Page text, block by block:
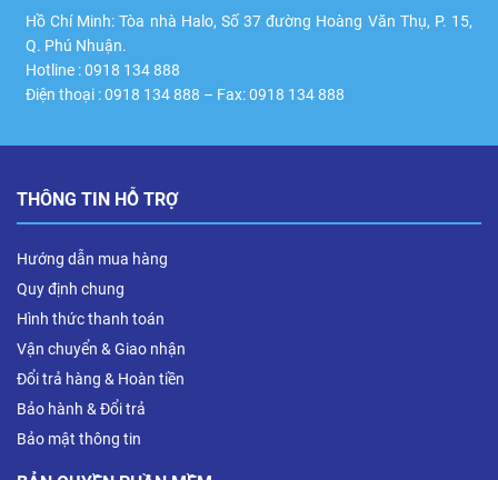
Hồ Chí Minh: Tòa nhà Halo, Số 37 đường Hoàng Văn Thụ, P. 15,
Q. Phú Nhuận.
Hotline : 0918 134 888
Điện thoại : 0918 134 888 – Fax: 0918 134 888
THÔNG TIN HỖ TRỢ
Hướng dẫn mua hàng
Quy định chung
Hình thức thanh toán
Vận chuyển & Giao nhận
Đổi trả hàng & Hoàn tiền
Bảo hành & Đổi trả
Bảo mật thông tin